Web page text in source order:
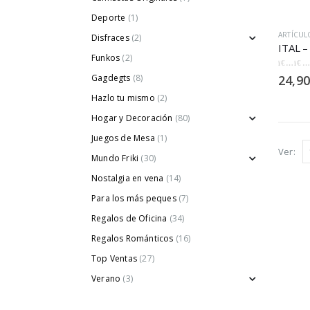
0out
24,90
Ver:
Deporte (1)
Disfraces (2)
Funkos (2)
Gagdegts (8)
Hazlo tu mismo (2)
Hogar y Decoración (80)
Juegos de Mesa (1)
Mundo Friki (30)
Nostalgia en vena (14)
Para los más peques (7)
Regalos de Oficina (34)
Regalos Románticos (16)
Top Ventas (27)
Verano (3)